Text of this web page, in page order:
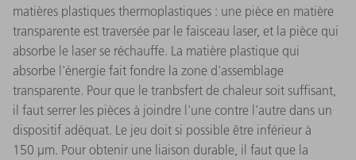
matières plastiques thermoplastiques : une pièce en matière
transparente est traversée par le faisceau laser, et la pièce qui
absorbe le laser se réchauffe. La matière plastique qui
absorbe l'énergie fait fondre la zone d'assemblage
transparente. Pour que le tranbsfert de chaleur soit suffisant,
il faut serrer les pièces à joindre l'une contre l'autre dans un
dispositif adéquat. Le jeu doit si possible être inférieur à
150 μm. Pour obtenir une liaison durable, il faut que la